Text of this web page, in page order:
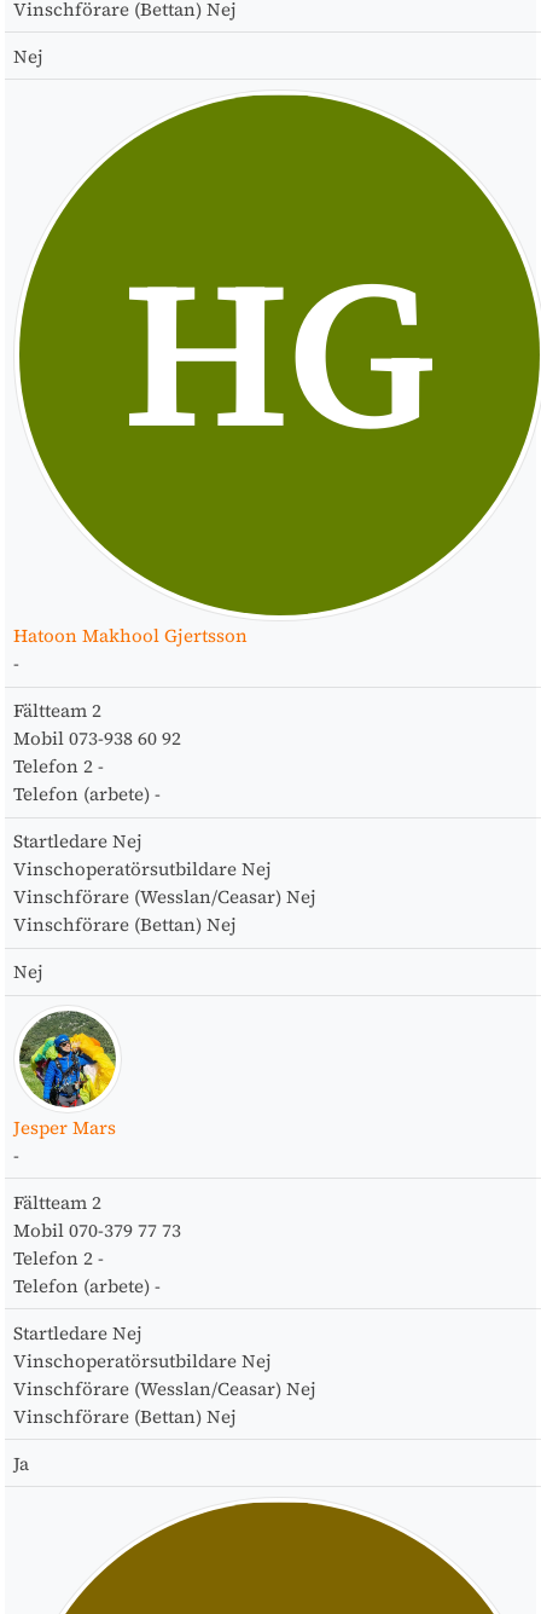
Vinschförare (Bettan) Nej
Nej
HG
Hatoon Makhool Gjertsson
-
Fältteam 2
Mobil 073-938 60 92
Telefon 2 -
Telefon (arbete) -
Startledare Nej
Vinschoperatörsutbildare Nej
Vinschförare (Wesslan/Ceasar) Nej
Vinschförare (Bettan) Nej
Nej
Jesper Mars
-
Fältteam 2
Mobil 070-379 77 73
Telefon 2 -
Telefon (arbete) -
Startledare Nej
Vinschoperatörsutbildare Nej
Vinschförare (Wesslan/Ceasar) Nej
Vinschförare (Bettan) Nej
Ja